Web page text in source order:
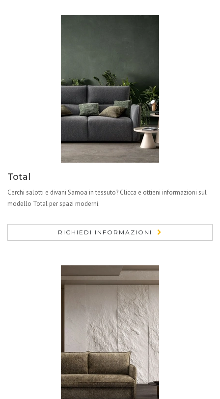
Total
Cerchi salotti e divani Samoa in tessuto? Clicca e ottieni informazioni sul
modello Total per spazi moderni.
RICHIEDI INFORMAZIONI